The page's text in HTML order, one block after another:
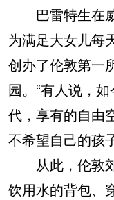
巴雷特生在威
为满足大女儿每
创办了伦敦第一
园。“有人说，
代，享有的自由
不希望自己的孩
从此，伦敦郊
饮用水的背包、